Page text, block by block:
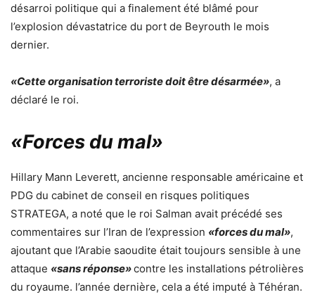
désarroi politique qui a finalement été blâmé pour
l’explosion dévastatrice du port de Beyrouth le mois
dernier.
«Cette organisation terroriste doit être désarmée», a
déclaré le roi.
«Forces du mal»
Hillary Mann Leverett, ancienne responsable américaine et
PDG du cabinet de conseil en risques politiques
STRATEGA, a noté que le roi Salman avait précédé ses
commentaires sur l’Iran de l’expression «forces du mal»,
ajoutant que l’Arabie saoudite était toujours sensible à une
attaque «sans réponse»contre les installations pétrolières
du royaume. l’année dernière, cela a été imputé à Téhéran.